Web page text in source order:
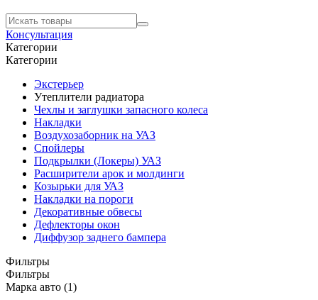
Консультация
Категории
Категории
Экстерьер
Утеплители радиатора
Чехлы и заглушки запасного колеса
Накладки
Воздухозаборник на УАЗ
Спойлеры
Подкрылки (Локеры) УАЗ
Расширители арок и молдинги
Козырьки для УАЗ
Накладки на пороги
Декоративные обвесы
Дефлекторы окон
Диффузор заднего бампера
Фильтры
Фильтры
Марка авто (1)